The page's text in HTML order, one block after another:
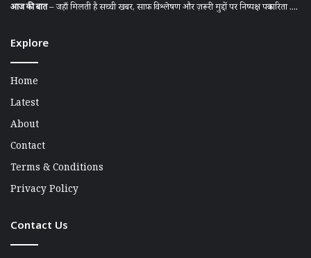
आज की बात– जहाँ मिलती है सच्ची खबर, साफ़ विश्लेषण और ज़रूरी मुद्दों पर निष्पक्ष पत्रकारिता ....
Explore
Home
Latest
About
Contact
Terms & Conditions
Privacy Policy
Contact Us